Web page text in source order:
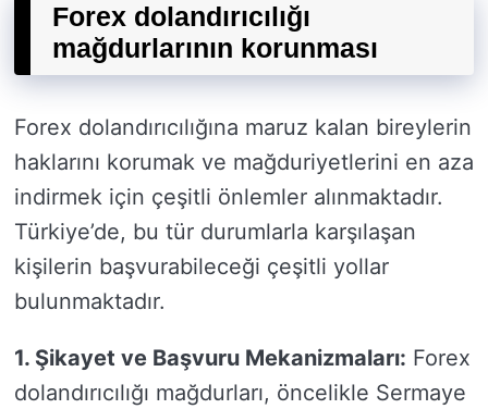
Forex dolandırıcılığı
mağdurlarının korunması
Forex dolandırıcılığına maruz kalan bireylerin
haklarını korumak ve mağduriyetlerini en aza
indirmek için çeşitli önlemler alınmaktadır.
Türkiye’de, bu tür durumlarla karşılaşan
kişilerin başvurabileceği çeşitli yollar
bulunmaktadır.
1. Şikayet ve Başvuru Mekanizmaları: Forex
dolandırıcılığı mağdurları, öncelikle Sermaye